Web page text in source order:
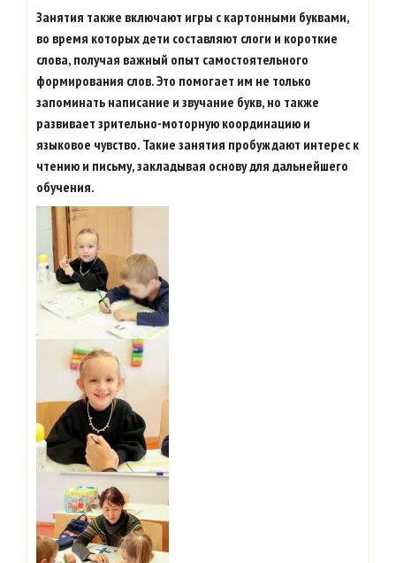
Занятия также включают игры с картонными буквами,
во время которых дети составляют слоги и короткие
слова, получая важный опыт самостоятельного
формирования слов. Это помогает им не только
запоминать написание и звучание букв, но также
развивает зрительно-моторную координацию и
языковое чувство. Такие занятия пробуждают интерес к
чтению и письму, закладывая основу для дальнейшего
обучения.